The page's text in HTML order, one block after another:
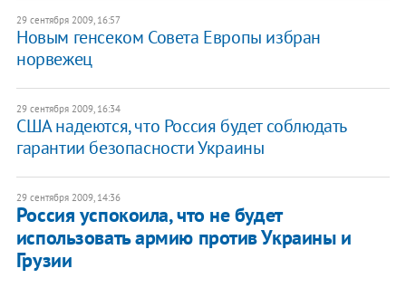
29 сентября 2009, 16:57
Новым генсеком Совета Европы избран
норвежец
29 сентября 2009, 16:34
США надеются, что Россия будет соблюдать
гарантии безопасности Украины
29 сентября 2009, 14:36
Россия успокоила, что не будет
использовать армию против Украины и
Грузии